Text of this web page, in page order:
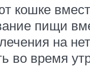
кошке
пищи
на
во время